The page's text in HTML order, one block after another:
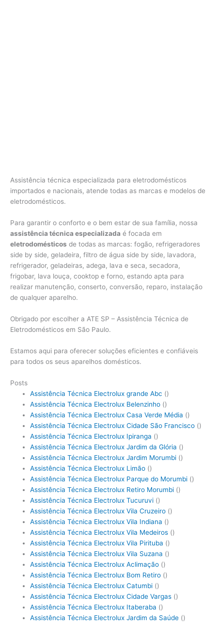
Assistência técnica especializada para eletrodomésticos
importados e nacionais, atende todas as marcas e modelos de
eletrodomésticos.
Para garantir o conforto e o bem estar de sua família, nossa
assistência técnica especializada é focada em
eletrodomésticos de todas as marcas: fogão, refrigeradores
side by side, geladeira, filtro de água side by side, lavadora,
refrigerador, geladeiras, adega, lava e seca, secadora,
frigobar, lava louça, cooktop e forno, estando apta para
realizar manutenção, conserto, conversão, reparo, instalação
de qualquer aparelho.
Obrigado por escolher a ATE SP – Assistência Técnica de
Eletrodomésticos em São Paulo.
Estamos aqui para oferecer soluções eficientes e confiáveis
para todos os seus aparelhos domésticos.
Posts
Assistência Técnica Electrolux grande Abc ()
Assistência Técnica Electrolux Belenzinho ()
Assistência Técnica Electrolux Casa Verde Média ()
Assistência Técnica Electrolux Cidade São Francisco ()
Assistência Técnica Electrolux Ipiranga ()
Assistência Técnica Electrolux Jardim da Glória ()
Assistência Técnica Electrolux Jardim Morumbi ()
Assistência Técnica Electrolux Limão ()
Assistência Técnica Electrolux Parque do Morumbi ()
Assistência Técnica Electrolux Retiro Morumbi ()
Assistência Técnica Electrolux Tucuruvi ()
Assistência Técnica Electrolux Vila Cruzeiro ()
Assistência Técnica Electrolux Vila Indiana ()
Assistência Técnica Electrolux Vila Medeiros ()
Assistência Técnica Electrolux Vila Pirituba ()
Assistência Técnica Electrolux Vila Suzana ()
Assistência Técnica Electrolux Aclimação ()
Assistência Técnica Electrolux Bom Retiro ()
Assistência Técnica Electrolux Catumbi ()
Assistência Técnica Electrolux Cidade Vargas ()
Assistência Técnica Electrolux Itaberaba ()
Assistência Técnica Electrolux Jardim da Saúde ()